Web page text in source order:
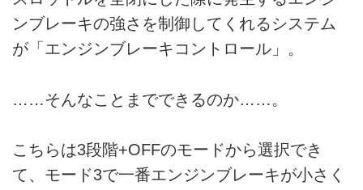
ンブレーキの強さを制御してくれるシステム
が「エンジンブレーキコントロール」。
……そんなことまでできるのか……。
こちらは3段階+OFFのモードから選択でき
て、モード3で一番エンジンブレーキが小さく